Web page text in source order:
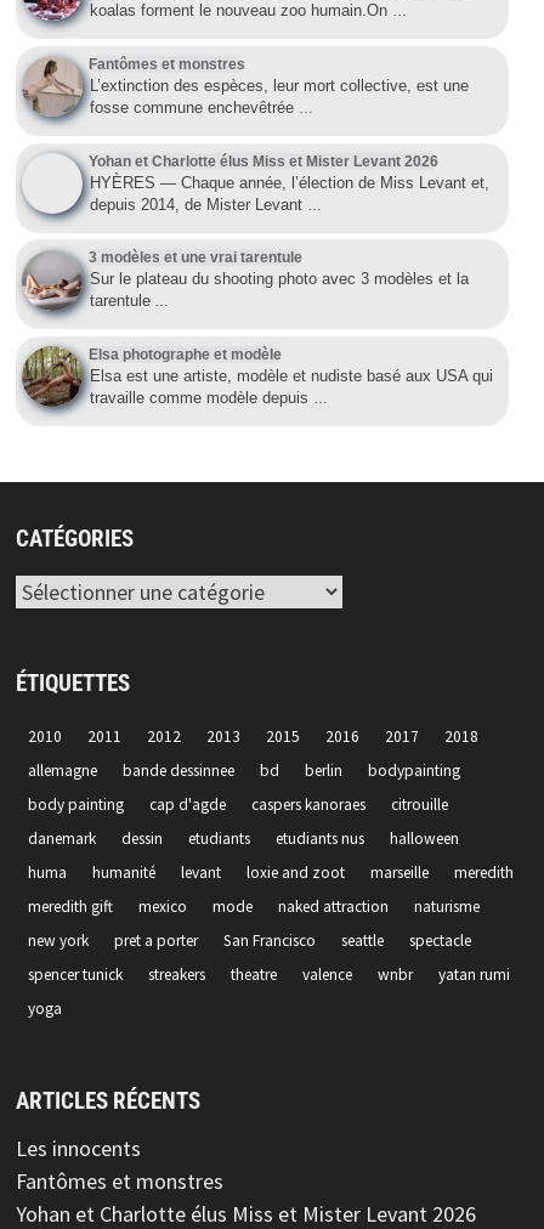
koalas forment le nouveau zoo humain.On …
Fantômes et monstres
L’extinction des espèces, leur mort collective, est une
fosse commune enchevêtrée …
Yohan et Charlotte élus Miss et Mister Levant 2026
HYÈRES — Chaque année, l’élection de Miss Levant et,
depuis 2014, de Mister Levant
3 modèles et une vrai tarentule
Sur le plateau du shooting photo avec 3 modèles et la
tarentule…
Elsa photographe et modèle
Elsa est une artiste, modèle et nudiste basé aux USA qui
travaille comme modèle depuis …
CATÉGORIES
Catégories
ÉTIQUETTES
2010 2011 2012 2013 2015 2016 2017
2018
allemagne
bande dessinnee bd berlin
bodypainting
body painting
cap d'agde caspers kanoraes
citrouille
danemark
dessin etudiants etudiants nus
halloween
huma
humanité levant loxie and zoot marseille
meredith
meredith gift
mexico mode naked attraction
naturisme
new york
pret a porter San Francisco seattle
spectacle
spencer tunick
streakers theatre valence wnbr
yatan rumi
yoga
ARTICLES RÉCENTS
Les innocents
Fantômes et monstres
Yohan et Charlotte élus Miss et Mister Levant 2026